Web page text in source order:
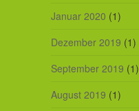
Januar 2020 (1)
Dezember 2019 (1)
September 2019 (1)
August 2019 (1)